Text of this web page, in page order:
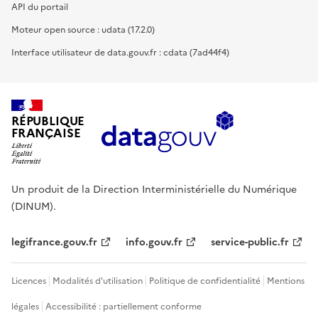
API du portail
Moteur open source : udata (17.2.0)
Interface utilisateur de data.gouv.fr : cdata (7ad44f4)
RÉPUBLIQUE
FRANÇAISE
Un produit de la Direction Interministérielle du Numérique
(DINUM).
legifrance.gouv.fr info.gouv.fr service-public.fr
Licences Modalités d'utilisation Politique de confidentialité Mentions
légales Accessibilité : partiellement conforme